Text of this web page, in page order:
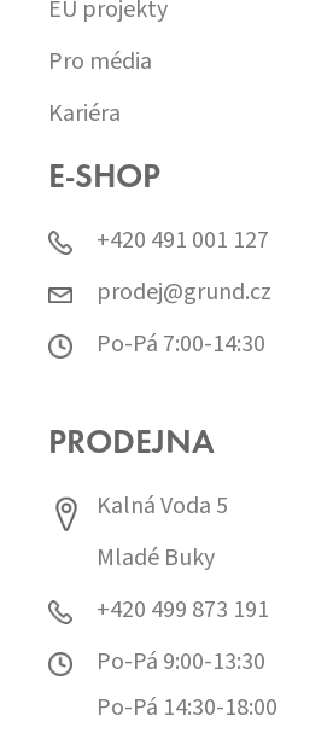
EU projekty
Pro média
Kariéra
E-SHOP
+420 491 001 127
prodej@grund.cz
Po-Pá 7:00-14:30
PRODEJNA
Kalná Voda 5
Mladé Buky
+420 499 873 191
Po-Pá 9:00-13:30
Po-Pá 14:30-18:00